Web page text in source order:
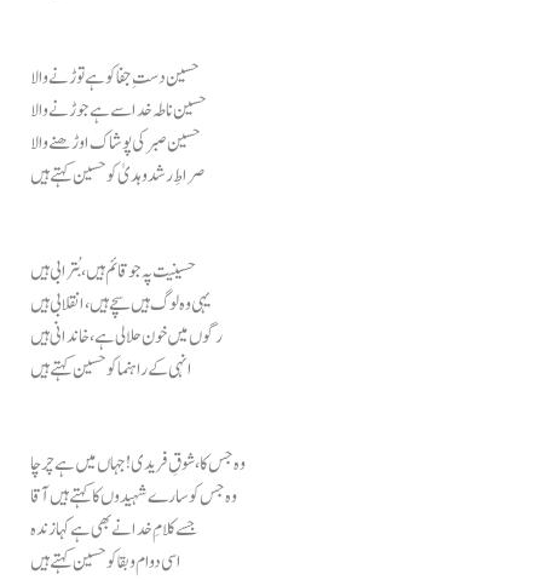
حسین دستِ جفا کو ہے توڑنے والا
حسین ناطہ خدا سے ہے جوڑنے والا
حسین صبر کی پوشاک اوڑھنے والا
صراطِ رشد و ہدیٰ کو حسین کہتے ہیں
حسینیت پہ جو قائم ہیں، بُترابی ہیں
یہی وہ لوگ ہیں سچے ہیں، انقلابی ہیں
رگوں میں خون حلالی ہے، خاندانی ہیں
انہی کے راہنما کو حسین کہتے ہیں
وہ جس کا، شوقِ فریدی! جہاں میں ہے چرچا
وہ جس کو سارے شہیدوں کا کہتے ہیں آقا
جسے کلامِ خدا نے بھی ہے کہا زندہ
اسی دوام و بقا کو حسین کہتے ہیں